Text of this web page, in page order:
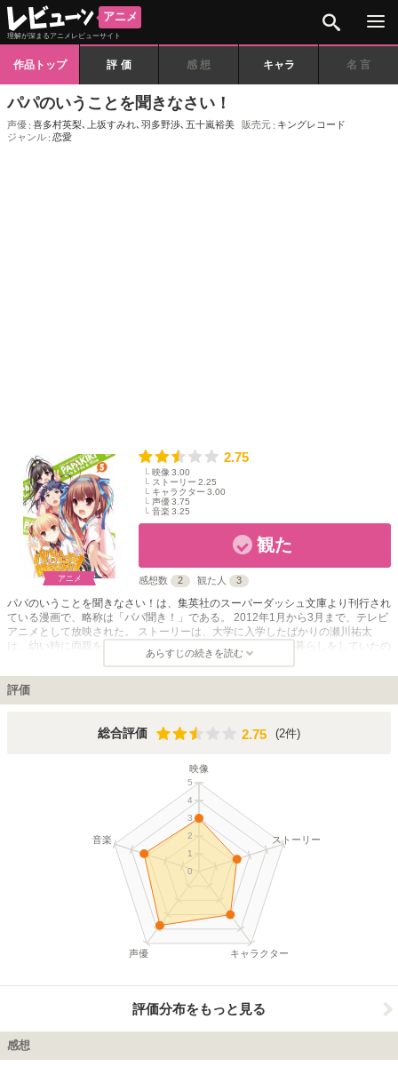
アニメ
理解が深まるアニメレビューサイト
作品トップ 評価 感想 キャラ 名言
パパのいうことを聞きなさい！
声優 喜多村英梨､ 上坂すみれ､ 羽多野渉､ 五十嵐裕美 販売元
キングレコード
ジャンル 恋愛
アニメ
2.75
映像 3.00
ストーリー 2.25
キャラクター 3.00
声優3.75
音楽3.25
観た
感想数 2 観た人 3
パパのいうことを聞きなさい！は、集英社のスーパーダッシュ文庫より刊行され
ている漫画で、略称は「パパ聞き！」である。 2012年1月から3月まで、テレビ
アニメとして放映された。 ストーリーは、大学に入学したばかりの瀬川祐太
は、幼い時に両親をなくして、大学から近いアパートに一人暮らしをしていたの
である。 祐太には、姉の祐理がいて、祐理は、バツ２で2人の娘を持った男性と
結婚して、ひなと言う女の子を産んだのである。 ひなが3歳になろうとする時
に、祐理夫婦が飛行機で海外に行く事になり、その飛行機が墜落して、2人が行
方不明になり、死んだ事になったのである。 その後、2人の葬儀が終わり、親戚
祐太が昔、両親を亡くした時に、姉と引き裂かれたのを思い出して、女の子3人
あらすじの続きを読む
評価
総合評価 2.75
2.75 (2件)
映像
ストーリー
キャラクター
声優
音楽
0
1
2
3
4
5
評価分布をもっと見る
感想